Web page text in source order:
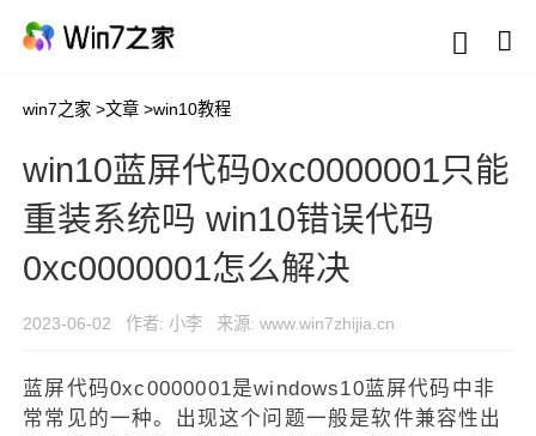
win7之家 >文章 >win10教程
win10蓝屏代码0xc0000001只能
重装系统吗 win10错误代码
0xc0000001怎么解决
2023-06-02 作者: 小李 来源: www.win7zhijia.cn
蓝屏代码0xc0000001是windows10蓝屏代码中非
常常见的一种。出现这个问题一般是软件兼容性出